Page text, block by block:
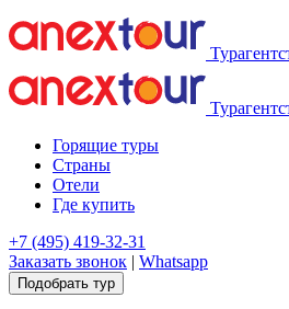
Горящие туры
Страны
Отели
Где купить
+7 (495) 419-32-31
Заказать звонок | Whatsapp
Подобрать тур